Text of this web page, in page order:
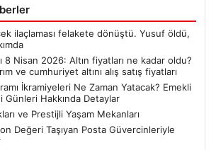
ilaçlaması felakete dönüştü. Yusuf öldü,
8 Nisan 2026: Altın fiyatları ne kadar oldu?
ve cumhuriyet altını alış satış fiyatları
İkramiyeleri Ne Zaman Yatacak? Emekli
Günleri Hakkında Detaylar
ve Prestijli Yaşam Mekanları
Değeri Taşıyan Posta Güvercinleriyle